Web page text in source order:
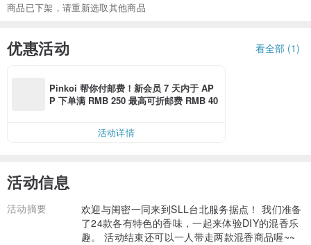
商品已下架，请重新选取其他商品
优惠活动 看全部 (1)
Pinkoi 帮你付邮费！新会员 7 天内于 AP
P 下单满 RMB 250 最高可折邮费 RMB 40
活动详情
活动信息
活动摘要
欢迎与闺密一同来到SLL台北服务据点！ 我们准备
了24款各有特色的香味，一起来体验DIY的混香乐
趣。 活动结束还可以一人带走两款混香商品喔~~